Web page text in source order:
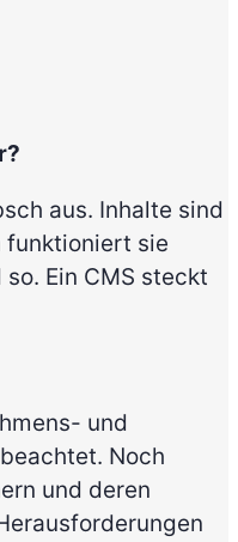
aus. Inhalte sind
funktioniert sie
Ein CMS steckt
und
Noch
und deren